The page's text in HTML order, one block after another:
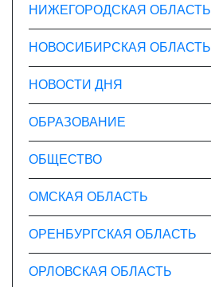
НИЖЕГОРОДСКАЯ ОБЛАСТЬ
НОВОСИБИРСКАЯ ОБЛАСТЬ
НОВОСТИ ДНЯ
ОБРАЗОВАНИЕ
ОБЩЕСТВО
ОМСКАЯ ОБЛАСТЬ
ОРЕНБУРГСКАЯ ОБЛАСТЬ
ОРЛОВСКАЯ ОБЛАСТЬ